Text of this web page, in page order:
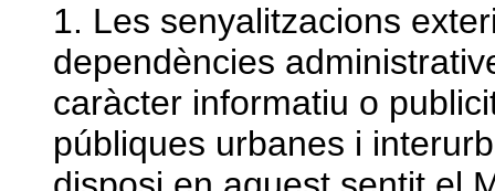
1. Les senyalitzacions
dependències
caràcter informatiu o
públiques urbanes i